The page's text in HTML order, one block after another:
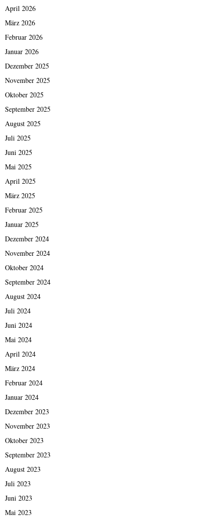
April 2026
März 2026
Februar 2026
Januar 2026
Dezember 2025
November 2025
Oktober 2025
September 2025
August 2025
Juli 2025
Juni 2025
Mai 2025
April 2025
März 2025
Februar 2025
Januar 2025
Dezember 2024
November 2024
Oktober 2024
September 2024
August 2024
Juli 2024
Juni 2024
Mai 2024
April 2024
März 2024
Februar 2024
Januar 2024
Dezember 2023
November 2023
Oktober 2023
September 2023
August 2023
Juli 2023
Juni 2023
Mai 2023